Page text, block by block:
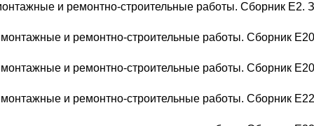
и ремонтно-строительные работы. Сборник
и ремонтно-строительные работы. Сборник
и ремонтно-строительные работы. Сборник
и ремонтно-строительные работы. Сборник